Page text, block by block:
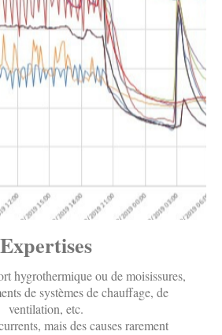
Expertises
hygrothermique ou de moisissures,
de systèmes de chauffage, de
ventilation, etc.
mais des causes rarement